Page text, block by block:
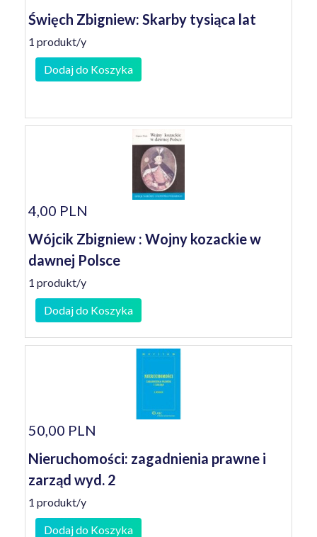
Święch Zbigniew: Skarby tysiąca lat
1 produkt/y
Dodaj do Koszyka
4,00 PLN
Wójcik Zbigniew : Wojny kozackie w
dawnej Polsce
1 produkt/y
Dodaj do Koszyka
50,00 PLN
Nieruchomości: zagadnienia prawne i
zarząd wyd. 2
1 produkt/y
Dodaj do Koszyka